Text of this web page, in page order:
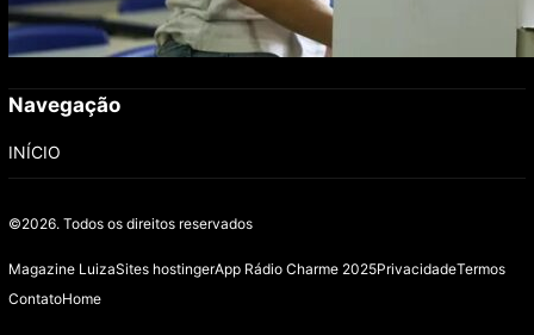
Navegação
INÍCIO
©2026. Todos os direitos reservados
Magazine LuizaSites hostingerApp Rádio Charme 2025PrivacidadeTermos
ContatoHome